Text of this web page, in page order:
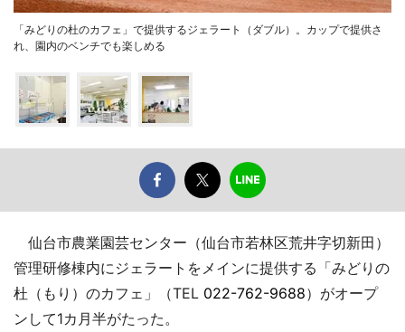
「みどりの杜のカフェ」で提供するジェラート（ダブル）。カップで提供さ
れ、園内のベンチでも楽しめる
仙台市農業園芸センター（仙台市若林区荒井字切新田）
管理研修棟内にジェラートをメインに提供する「みどりの
杜（もり）のカフェ」（TEL 022-762-9688）がオープ
ンして1カ月半がたった。